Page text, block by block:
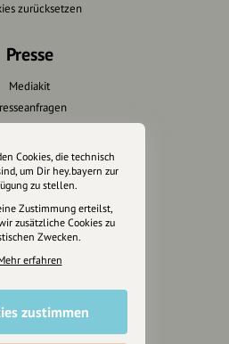
zurücksetzen
Presse
Mediakit
Euch
& mehr
Marketing
Design
Cookies, die technisch
um Dir hey.bayern zur
zu stellen.
Zustimmung erteilst,
zusätzliche Cookies zu
Zwecken.
erfahren
zustimmen